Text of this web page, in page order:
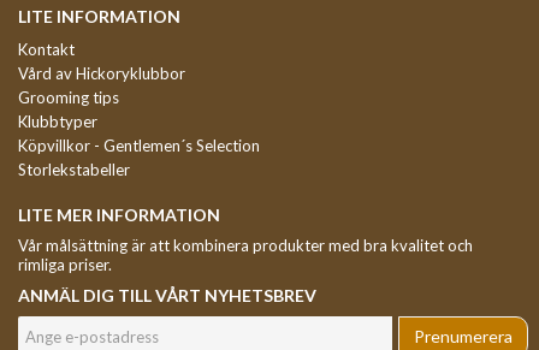
LITE INFORMATION
Kontakt
Vård av Hickoryklubbor
Grooming tips
Klubbtyper
Köpvillkor - Gentlemen´s Selection
Storlekstabeller
LITE MER INFORMATION
Vår målsättning är att kombinera produkter med bra kvalitet och
rimliga priser.
ANMÄL DIG TILL VÅRT NYHETSBREV
Prenumerera